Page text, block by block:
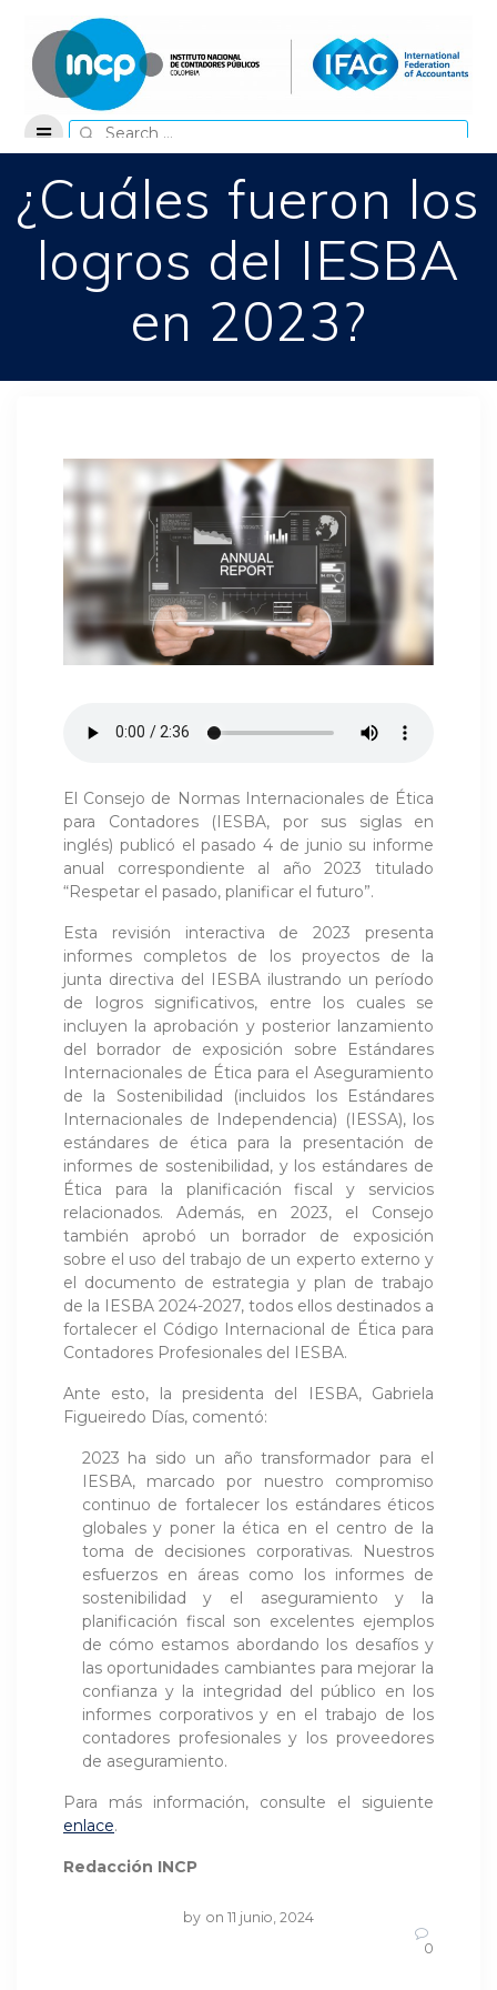
content
Search
for:
¿Cuáles fueron los
logros del IESBA
en 2023?
El Consejo de Normas Internacionales de Ética
para Contadores (IESBA, por sus siglas en
inglés) publicó el pasado 4 de junio su informe
anual correspondiente al año 2023 titulado
“Respetar el pasado, planificar el futuro”.
Esta revisión interactiva de 2023 presenta
informes completos de los proyectos de la
junta directiva del IESBA ilustrando un período
de logros significativos, entre los cuales se
incluyen la aprobación y posterior lanzamiento
del borrador de exposición sobre Estándares
Internacionales de Ética para el Aseguramiento
de la Sostenibilidad (incluidos los Estándares
Internacionales de Independencia) (IESSA), los
estándares de ética para la presentación de
informes de sostenibilidad, y los estándares de
Ética para la planificación fiscal y servicios
relacionados. Además, en 2023, el Consejo
también aprobó un borrador de exposición
sobre el uso del trabajo de un experto externo y
el documento de estrategia y plan de trabajo
de la IESBA 2024-2027, todos ellos destinados a
fortalecer el Código Internacional de Ética para
Contadores Profesionales del IESBA.
Ante esto, la presidenta del IESBA, Gabriela
Figueiredo Días, comentó:
2023 ha sido un año transformador para el
IESBA, marcado por nuestro compromiso
continuo de fortalecer los estándares éticos
globales y poner la ética en el centro de la
toma de decisiones corporativas. Nuestros
esfuerzos en áreas como los informes de
sostenibilidad y el aseguramiento y la
planificación fiscal son excelentes ejemplos
de cómo estamos abordando los desafíos y
las oportunidades cambiantes para mejorar la
confianza y la integridad del público en los
informes corporativos y en el trabajo de los
contadores profesionales y los proveedores
de aseguramiento.
Para más información, consulte el siguiente
enlace.
Redacción INCP
by on 11 junio, 2024
0